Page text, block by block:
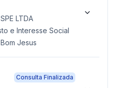
LTDA
e Interesse Social
Jesus
Consulta Finalizada